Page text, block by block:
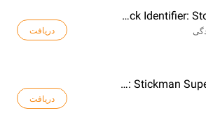
Rock Identifier: Stone ID
دریافت
Web Master: Stickman Superhero
دریافت